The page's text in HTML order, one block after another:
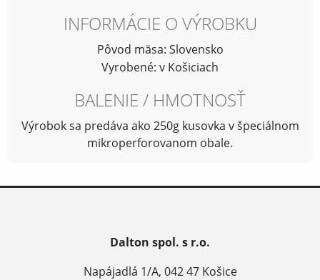
INFORMÁCIE O VÝROBKU
Pôvod mäsa: Slovensko
Vyrobené: v Košiciach
BALENIE / HMOTNOSŤ
Výrobok sa predáva ako 250g kusovka v špeciálnom
mikroperforovanom obale.
Dalton spol. s r.o.
Napájadlá 1/A, 042 47 Košice